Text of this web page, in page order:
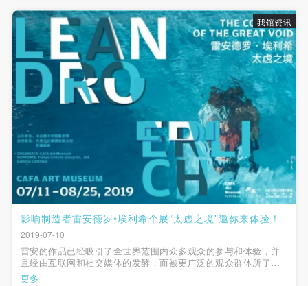
我馆资讯
影响制造者雷安德罗•埃利希个展“太虚之境”邀你来体验！
2019-07-10
雷安的作品已经吸引了全世界范围内众多观众的参与和体验，并
且经由互联网和社交媒体的发酵，而被更广泛的观众群体所了
解，激发了世界各地观众源源不断的灵感，产生了无数的社交媒
更多
验证码
登录
可使用雅昌艺术网会员账户登录